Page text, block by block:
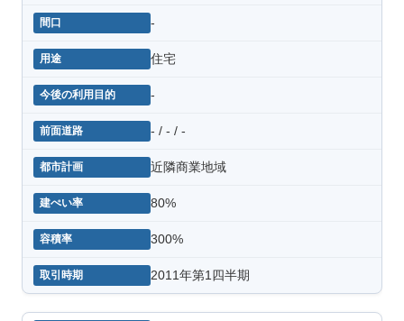
-
住宅
-
- / - / -
近隣商業地域
80%
300%
2011年第1四半期